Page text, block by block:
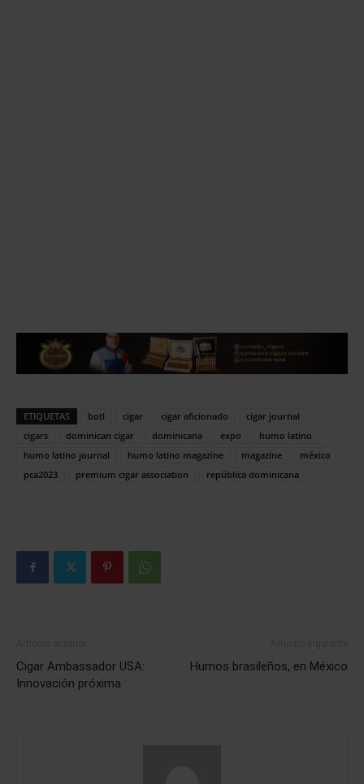
ETIQUETAS botl cigar cigar aficionado
cigar journal
cigars
dominican cigar dominicana expo
humo latino
humo latino journal
humo latino magazine magazine
méxico
pca2023
premium cigar association república dominicana
Cigar Ambassador USA:
Innovación próxima
Humos brasileños, en México